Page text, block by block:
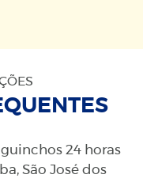
24 horas
São José dos